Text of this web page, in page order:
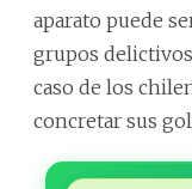
aparato puede
grupos
caso de los
concretar sus